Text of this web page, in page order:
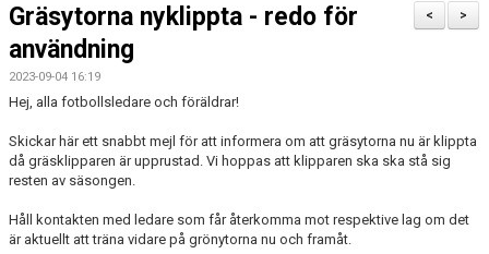
FOTBOLLSSKOLAN
KALENDER
DOKUMENT
TRÄNING
MATCH
>
<
Gräsytorna nyklippta - redo för
användning
2023-09-04 16:19
Hej, alla fotbollsledare och föräldrar!
Skickar här ett snabbt mejl för att informera om att gräsytorna nu är klippta
då gräsklipparen är upprustad. Vi hoppas att klipparen ska ska stå sig
resten av säsongen.
Håll kontakten med ledare som får återkomma mot respektive lag om det
är aktuellt att träna vidare på grönytorna nu och framåt.